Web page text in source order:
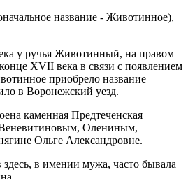
название - Животинное),
у ручья Животинный, на правом
XVII века в связи с появлением
приобрело название
в Воронежский уезд.
каменная Предтеченская
Олениным,
Ольге Александровне.
в имении мужа, часто бывала